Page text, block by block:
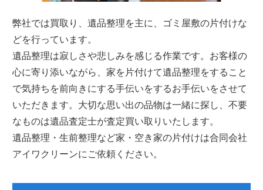
弊社では買取り、遺品整理を主に、ゴミ屋敷の片付けな
どを行っています。
遺品整理は寂しさや悲しみを感じる作業です。お客様の
心に寄り添いながら、家を片付けて遺品整理をすること
で気持ちを前向きにする手伝いをするお手伝いをさせて
いただきます。大切な思い出の品物は一緒に探し、不要
なものは遺品査定士が査定買い取りいたします。
遺品整理・生前整理など家・空き家の片付けは合同会社
アイワクリーンにご依頼ください。